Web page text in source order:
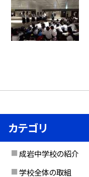
カテゴリ
成岩中学校の紹介
学校全体の取組